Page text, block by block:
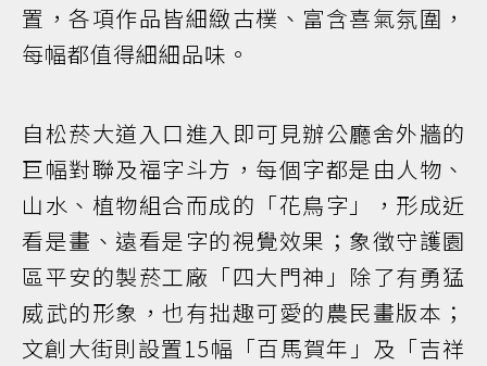
置，各項作品皆細緻古樸、富含喜氣氛圍，
每幅都值得細細品味。
自松菸大道入口進入即可見辦公廳舍外牆的
巨幅對聯及福字斗方，每個字都是由人物、
山水、植物組合而成的「花鳥字」，形成近
看是畫、遠看是字的視覺效果；象徵守護園
區平安的製菸工廠「四大門神」除了有勇猛
威武的形象，也有拙趣可愛的農民畫版本；
文創大街則設置15幅「百馬賀年」及「吉祥